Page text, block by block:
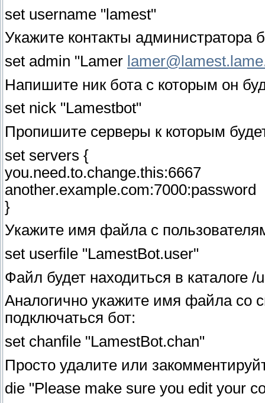
set username "lamest"
Укажите контакты администратора
set admin "Lamer
Напишите ник бота с которым он
set nick "Lamestbot"
Пропишите серверы к которым
set servers {
you.need.to.change.this:6667
another.example.com:7000:password
}
Укажите имя файла с
set userfile "LamestBot.user"
Файл будет находиться в каталоге
Аналогично укажите имя файла со
подключаться бот:
set chanfile "LamestBot.chan"
Просто удалите или
die "Please make sure you edit your